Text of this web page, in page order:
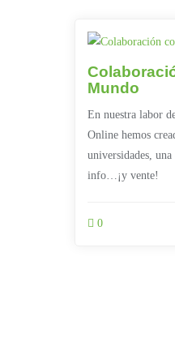
Mundo
En nuestra labor
Online hemos
universidades,
info…¡y vente!
0